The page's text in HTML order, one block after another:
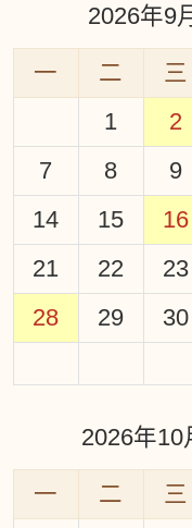
2026年9
一 二 三
1
2
7
8 9
14
15 16
21
22 23
28
29 30
2026年10
一 二 三